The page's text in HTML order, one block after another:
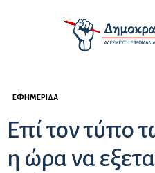
ΕΦΗΜΕΡΊΔΑ
Επί τον τύπο
η ώρα να